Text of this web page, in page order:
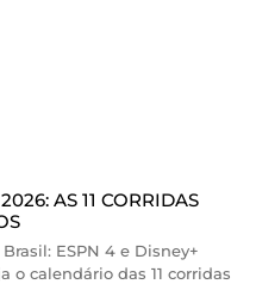
AS 11 CORRIDAS
ESPN 4 e Disney+
o calendário das 11 corridas